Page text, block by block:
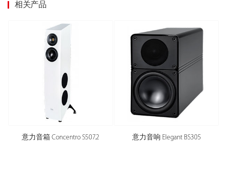
相关产品
意力音箱 Concentro S507.2 意力音响 Elegant BS305